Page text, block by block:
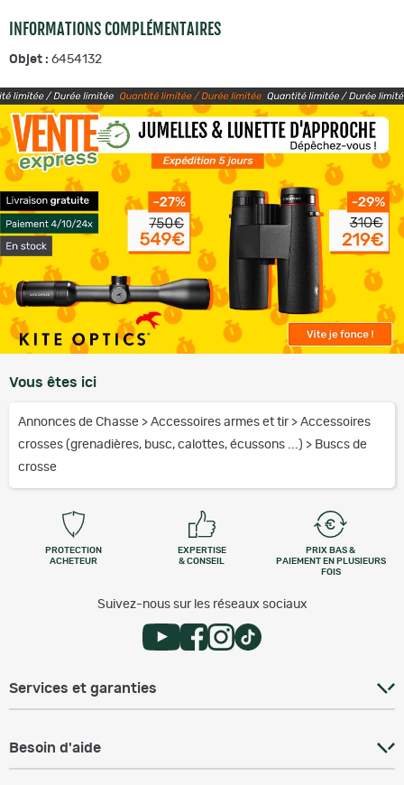
INFORMATIONS COMPLÉMENTAIRES
Objet : 6454132
Vous êtes ici
Annonces de Chasse > Accessoires armes et tir > Accessoires
crosses (grenadières, busc, calottes, écussons ...) > Buscs de
crosse
PROTECTION
ACHETEUR
EXPERTISE
& CONSEIL
PRIX BAS &
PAIEMENT EN PLUSIEURS
FOIS
Suivez-nous sur les réseaux sociaux
Services et garanties
Besoin d'aide